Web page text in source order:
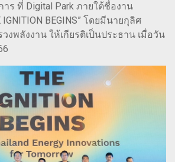
าร ที่ Digital Park ภายใต้ชื่องาน
IGNITION BEGINS” โดยมีนายกุลิศ
งพลังงาน ให้เกียรติเป็นประธาน เมื่อวัน